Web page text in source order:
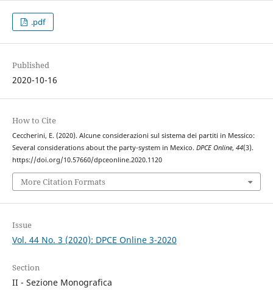
.pdf
Published
2020-10-16
How to Cite
Ceccherini, E. (2020). Alcune considerazioni sul sistema dei partiti in Messico:
Several considerations about the party-system in Mexico. DPCE Online, 44(3).
https://doi.org/10.57660/dpceonline.2020.1120
More Citation Formats
Issue
Vol. 44 No. 3 (2020): DPCE Online 3-2020
Section
II - Sezione Monografica